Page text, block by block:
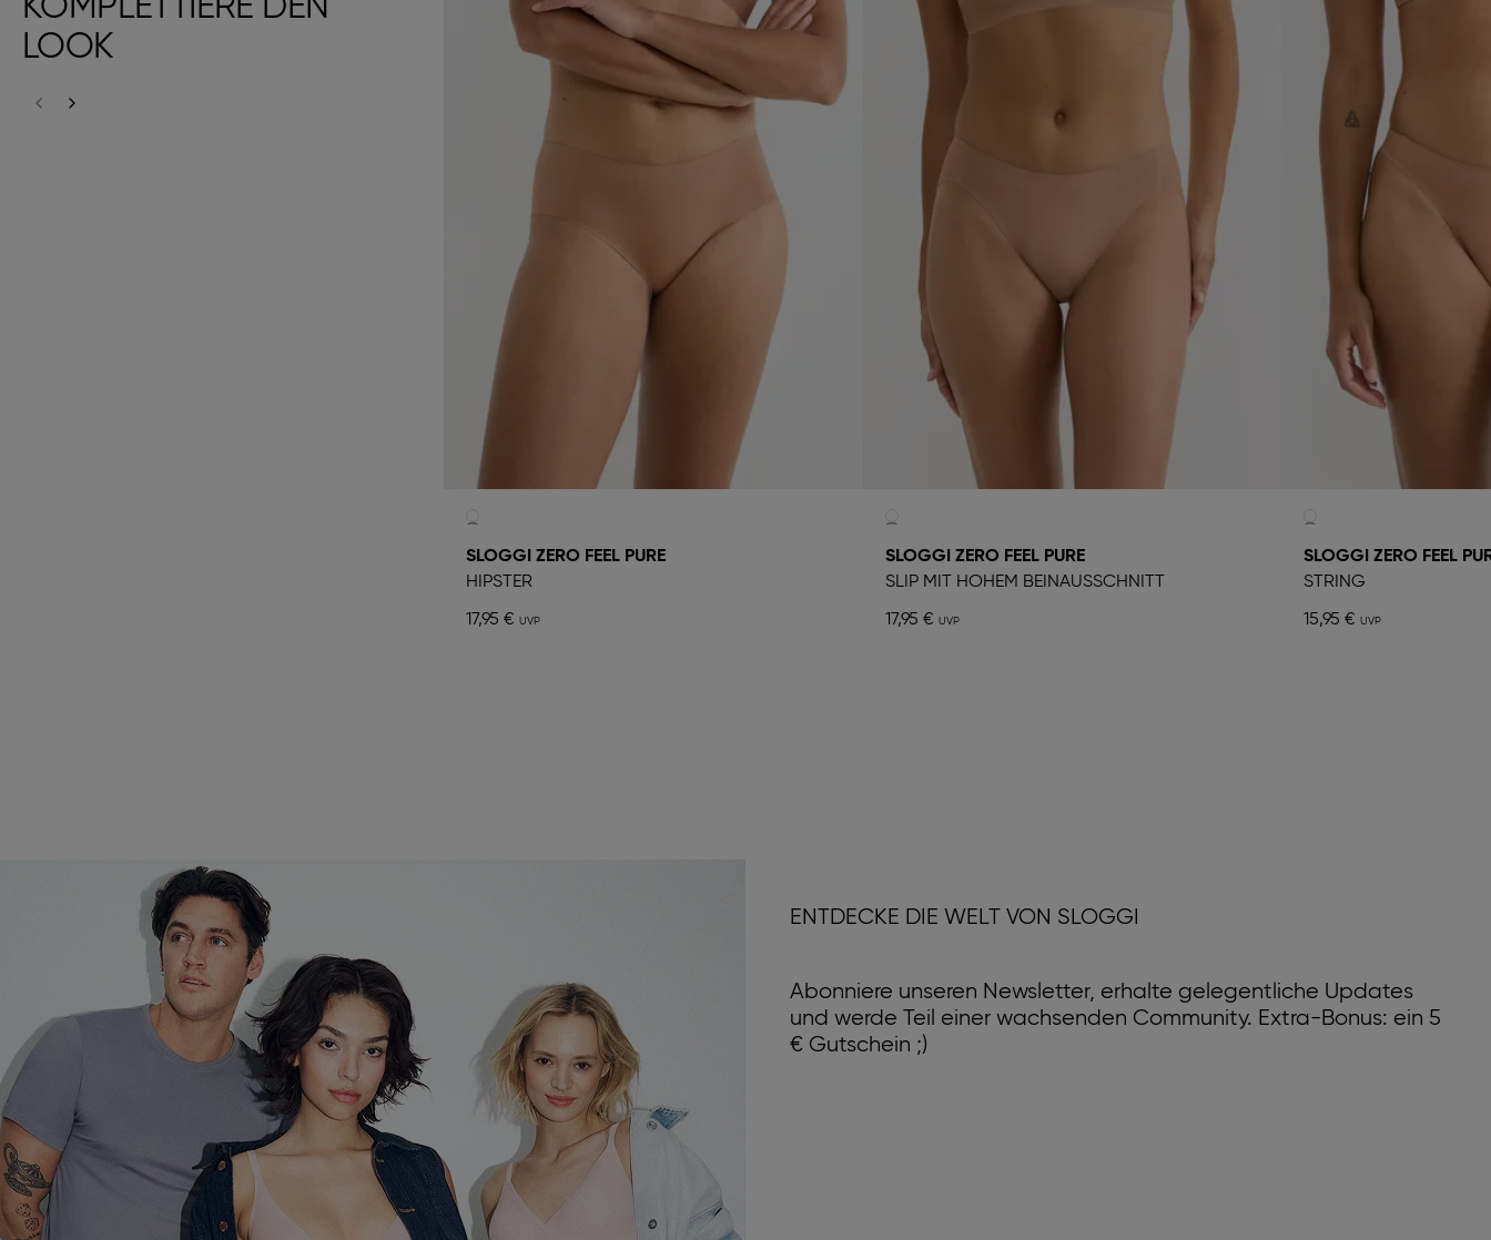
KOMPLETTIERE DEN
LOOK
SLOGGI ZERO FEEL PURE
HIPSTER
17,95 €
SLOGGI ZERO FEEL PURE
SLIP MIT HOHEM BEINAUSSCHNITT
17,95 €
SLOGGI ZERO FEEL
STRING
15,95 €
ENTDECKE DIE WELT VON SLOGGI
Abonniere unseren Newsletter, erhalte gelegentliche Updates
und werde Teil einer wachsenden Community. Extra-Bonus: ein 5
€ Gutschein ;)